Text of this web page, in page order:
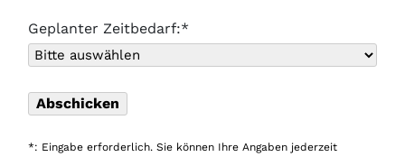
Geplanter Zeitbedarf:*
*: Eingabe erforderlich. Sie können Ihre Angaben jederzeit